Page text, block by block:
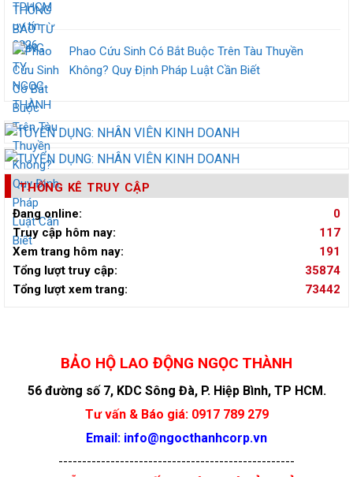
Phao Cứu Sinh Có Bắt Buộc Trên Tàu Thuyền
Không? Quy Định Pháp Luật Cần Biết
THỐNG KÊ TRUY CẬP
Đang online:
0
Truy cập hôm nay:
117
Xem trang hôm nay:
191
Tổng lượt truy cập:
35874
Tổng lượt xem trang:
73442
BẢO HỘ LAO ĐỘNG NGỌC THÀNH
56 đường số 7, KDC Sông Đà, P. Hiệp Bình, TP HCM.
Tư vấn & Báo giá: 0917 789 279
Email: info@ngocthanhcorp.vn
--------------------------------------------------